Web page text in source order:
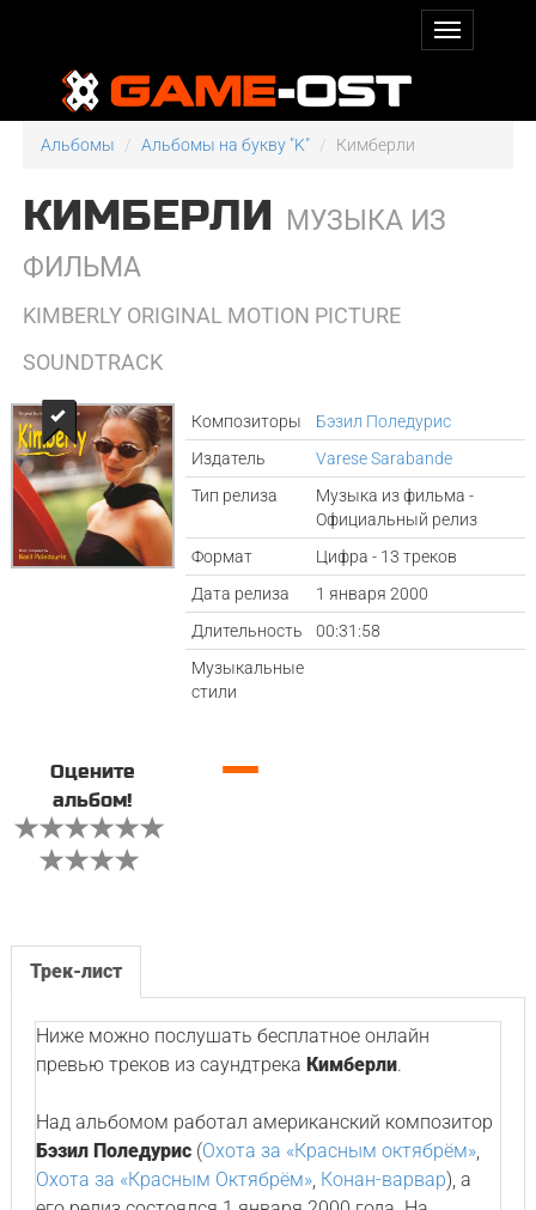
Альбомы Альбомы на букву "K" Кимберли
КИМБЕРЛИ МУЗЫКА ИЗ
ФИЛЬМА
KIMBERLY ORIGINAL MOTION PICTURE
SOUNDTRACK
Композиторы
Бэзил Поледурис
Издатель
Varese Sarabande
Тип релиза
Музыка из фильма -
Официальный релиз
Формат
Цифра - 13 треков
Дата релиза
1 января 2000
Длительность
00:31:58
Музыкальные
стили
Оцените
альбом!
—
Трек-лист
Ниже можно послушать бесплатное онлайн
превью треков из саундтрека Кимберли.
Над альбомом работал американский композитор
Бэзил Поледурис(Охота за «Красным октябрём»,
Охота за «Красным Октябрём», Конан-варвар), а